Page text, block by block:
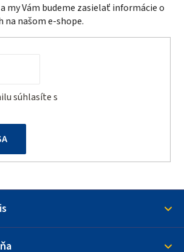
my Vám budeme zasielať informácie o
na našom e-shope.
súhlasíte s